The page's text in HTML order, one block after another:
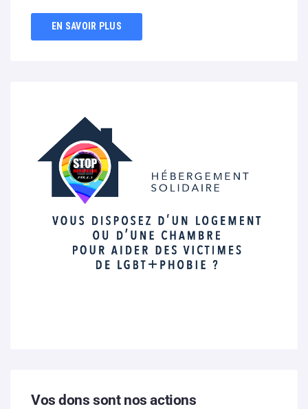
EN SAVOIR PLUS
Vos dons sont nos actions